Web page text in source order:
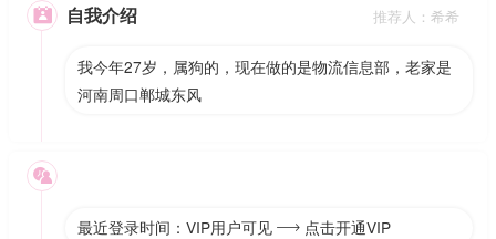
 自我介绍 推荐人：希希
我今年27岁，属狗的，现在做的是物流信息部，老家是
河南周口郸城东风

最近登录时间：VIP用户可见  点击开通VIP